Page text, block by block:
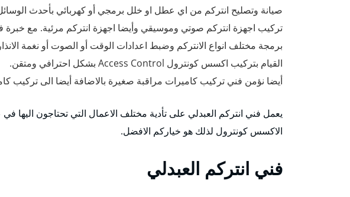
صيانة وتصليح انتركم من اي عطل او خلل برمجي أو كهربائي بأحدث
تركيب اجهزة انتركم صوتي وموسيقي وأيضا اجهزة انتركم مرئية. مع خبرة
برمجة مختلف انواع الانتركم وضبط اعدادات الوقت أو الصوت أو نغمة
القيام بتركيب اكسس كونترول Access Control بشكل احترافي ومتقن.
أيضا نؤمن فني تركيب كاميرات مراقبة صغيرة بالاضافة أيضا الى تركيب
يعمل فني انتركم العبدلي على تأدية مختلف الاعمال التي تحتاجون اليها في
الاكسس كونترول لذلك هو خياركم الافضل.
فني انتركم العبدلي